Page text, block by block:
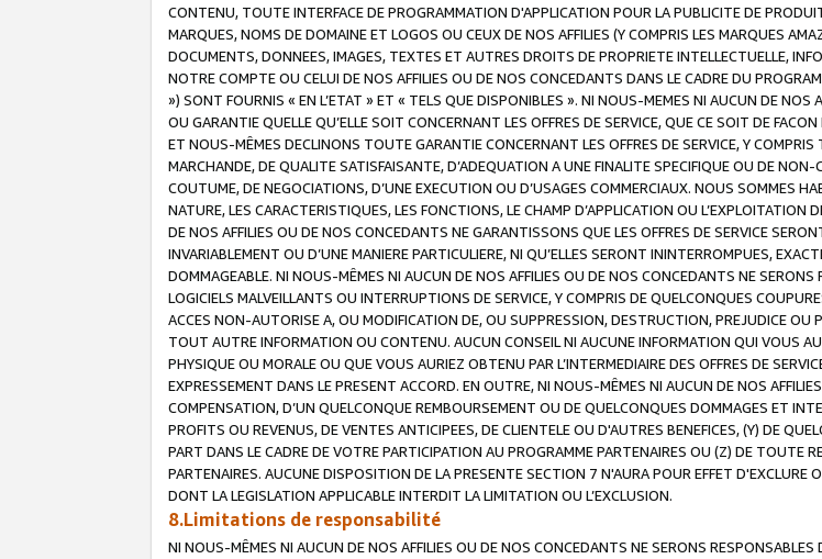
CONTENU, TOUTE INTERFACE DE PROGRAMMATION D'APPLICATION POUR LA PUBLICITE DE
MARQUES, NOMS DE DOMAINE ET LOGOS OU CEUX DE NOS AFFILIES (Y COMPRIS LES MARQUES
DOCUMENTS, DONNEES, IMAGES, TEXTES ET AUTRES DROITS DE PROPRIETE INTELLECTUELLE,
NOTRE COMPTE OU CELUI DE NOS AFFILIES OU DE NOS CONCEDANTS DANS LE CADRE DU
») SONT FOURNIS « EN L’ETAT » ET « TELS QUE DISPONIBLES ». NI NOUS-MEMES NI AUCUN DE
OU GARANTIE QUELLE QU’ELLE SOIT CONCERNANT LES OFFRES DE SERVICE, QUE CE SOIT DE
ET NOUS-MÊMES DECLINONS TOUTE GARANTIE CONCERNANT LES OFFRES DE SERVICE, Y
MARCHANDE, DE QUALITE SATISFAISANTE, D’ADEQUATION A UNE FINALITE SPECIFIQUE OU DE
COUTUME, DE NEGOCIATIONS, D’UNE EXECUTION OU D’USAGES COMMERCIAUX. NOUS SOMMES
NATURE, LES CARACTERISTIQUES, LES FONCTIONS, LE CHAMP D’APPLICATION OU
DE NOS AFFILIES OU DE NOS CONCEDANTS NE GARANTISSONS QUE LES OFFRES DE SERVICE
INVARIABLEMENT OU D’UNE MANIERE PARTICULIERE, NI QU’ELLES SERONT ININTERROMPUES,
DOMMAGEABLE. NI NOUS-MÊMES NI AUCUN DE NOS AFFILIES OU DE NOS CONCEDANTS NE
LOGICIELS MALVEILLANTS OU INTERRUPTIONS DE SERVICE, Y COMPRIS DE QUELCONQUES
ACCES NON-AUTORISE A, OU MODIFICATION DE, OU SUPPRESSION, DESTRUCTION, PREJUDICE
TOUT AUTRE INFORMATION OU CONTENU. AUCUN CONSEIL NI AUCUNE INFORMATION QUI VOUS
PHYSIQUE OU MORALE OU QUE VOUS AURIEZ OBTENU PAR L’INTERMEDIAIRE DES OFFRES DE
EXPRESSEMENT DANS LE PRESENT ACCORD. EN OUTRE, NI NOUS-MÊMES NI AUCUN DE NOS
COMPENSATION, D’UN QUELCONQUE REMBOURSEMENT OU DE QUELCONQUES DOMMAGES ET
PROFITS OU REVENUS, DE VENTES ANTICIPEES, DE CLIENTELE OU D'AUTRES BENEFICES, (Y) DE
PART DANS LE CADRE DE VOTRE PARTICIPATION AU PROGRAMME PARTENAIRES OU (Z) DE TOUTE
PARTENAIRES. AUCUNE DISPOSITION DE LA PRESENTE SECTION 7 N'AURA POUR EFFET
DONT LA LEGISLATION APPLICABLE INTERDIT LA LIMITATION OU L’EXCLUSION.
8.Limitations de responsabilité
NI NOUS-MÊMES NI AUCUN DE NOS AFFILIES OU DE NOS CONCEDANTS NE SERONS